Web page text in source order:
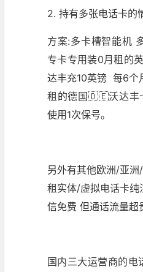
2. 持有多张电话卡的
方案:多卡槽智能机
专卡专用装0月租
达丰充10英镑 每6个
租的德国🇩🇪沃达丰
使用1次保号。
另外有其他欧洲/亚
租实体/虚拟电话卡纯
信免费 但通话流量超
国内三大运营商的